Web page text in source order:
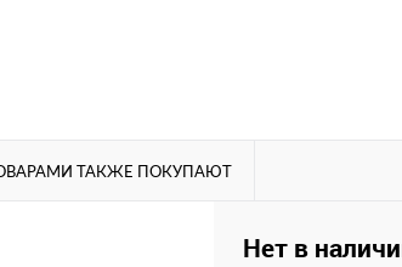
ТАКЖЕ ПОКУПАЮТ
Нет в